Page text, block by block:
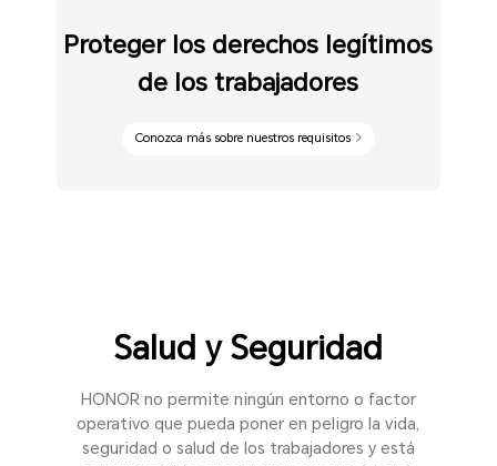
Proteger los derechos legítimos
de los trabajadores
Conozca más sobre nuestros requisitos
Salud y Seguridad
HONOR no permite ningún entorno o factor
operativo que pueda poner en peligro la vida,
seguridad o salud de los trabajadores y está